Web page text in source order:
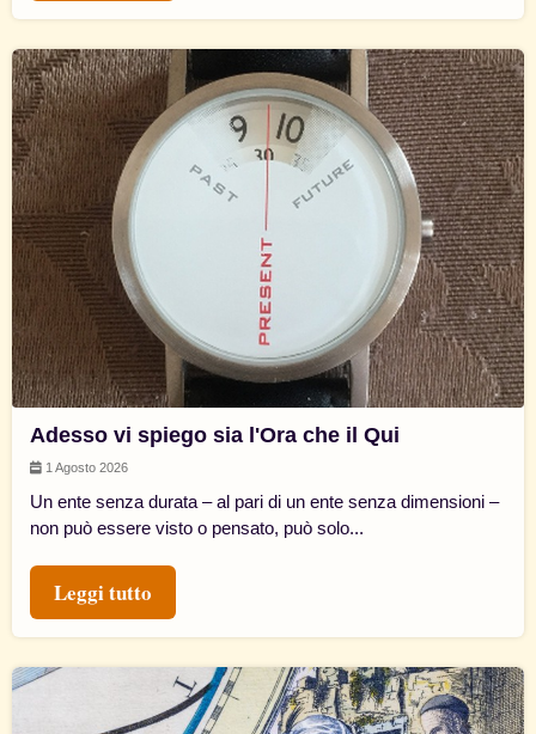
Adesso vi spiego sia l'Ora che il Qui
1 Agosto 2026
Un ente senza durata – al pari di un ente senza dimensioni –
non può essere visto o pensato, può solo...
Leggi tutto